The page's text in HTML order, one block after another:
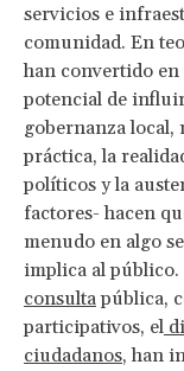
servicios e
comunidad. En
han convertido
potencial de
gobernanza
práctica, la
políticos y la
factores- hacen
menudo en algo
implica al
consultapública,
participativos, el
ciudadanos, han